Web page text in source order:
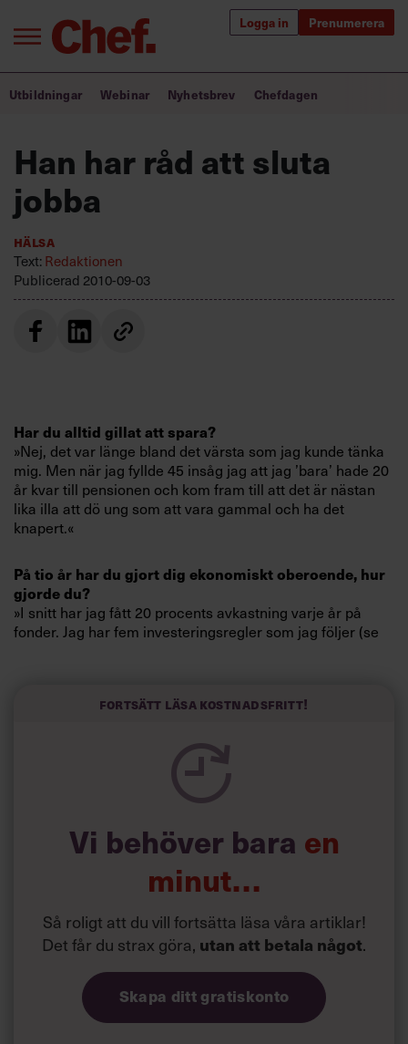
Logga in Prenumerera
Annonsera
Villkor och policy för
personuppgiftsbehandling
Sök
efter:
Bra ledare förändrar världen
Utbildning för ledare
Chefakademin+
Populära utbildningar
Utbildningar Webinar Nyhetsbrev Chefdagen
Han har råd att sluta
jobba
Hälsa
Text: Redaktionen
Publicerad 2010-09-03
Har du alltid gillat att spara?
»Nej, det var länge bland det värsta som jag kunde tänka
mig. Men när jag fyllde 45 insåg jag att jag ’bara’ hade 20
år kvar till pensionen och kom fram till att det är nästan
lika illa att dö ung som att vara gammal och ha det
knapert.«
På tio år har du gjort dig ekonomiskt oberoende, hur
gjorde du?
»I snitt har jag fått 20 procents avkastning varje år på
fonder. Jag har fem investeringsregler som jag följer (se
Trots din för­mögenhet jobbar du fortfarande?
Hur mycket sparar du?
»Förutom min tjänstepension har jag lagt in cirka 2 500
sparandet främst. Men jag har inte levt snålt.«
Vad ska du göra med pengarna?
när jag går i pension som jag har nu. Det handlar inte om
ett liv i lyx.«
Fortsätt läsa kostnadsfritt!
Vi behöver bara en
minut…
Så roligt att du vill fortsätta läsa våra artiklar!
Det får du strax göra, utan att betala något.
Skapa ditt gratiskonto